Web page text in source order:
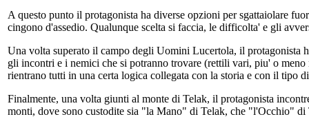
A questo punto il protagonista ha diverse opzioni per sgattaiolare
cingono d'assedio. Qualunque scelta si faccia, le difficolta' e gli
Una volta superato il campo degli Uomini Lucertola, il protagonista
gli incontri e i nemici che si potranno trovare (rettili vari, piu' o
rientrano tutti in una certa logica collegata con la storia e con il tipo
Finalmente, una volta giunti al monte di Telak, il protagonista
monti, dove sono custodite sia "la Mano" di Telak, che "l'Occhio"